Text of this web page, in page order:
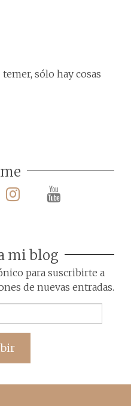
sólo hay cosas
mi blog
para suscribirte a
de nuevas entradas.